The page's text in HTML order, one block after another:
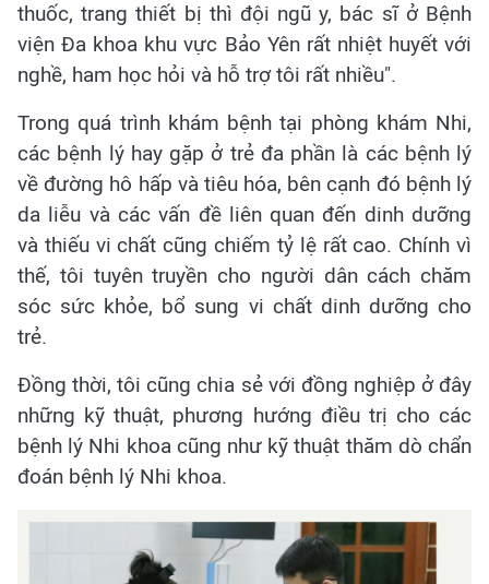
thuốc, trang thiết bị thì đội ngũ y, bác sĩ ở Bệnh
viện Đa khoa khu vực Bảo Yên rất nhiệt huyết với
nghề, ham học hỏi và hỗ trợ tôi rất nhiều".
Trong quá trình khám bệnh tại phòng khám Nhi,
các bệnh lý hay gặp ở trẻ đa phần là các bệnh lý
về đường hô hấp và tiêu hóa, bên cạnh đó bệnh lý
da liễu và các vấn đề liên quan đến dinh dưỡng
và thiếu vi chất cũng chiếm tỷ lệ rất cao. Chính vì
thế, tôi tuyên truyền cho người dân cách chăm
sóc sức khỏe, bổ sung vi chất dinh dưỡng cho
trẻ.
Đồng thời, tôi cũng chia sẻ với đồng nghiệp ở đây
những kỹ thuật, phương hướng điều trị cho các
bệnh lý Nhi khoa cũng như kỹ thuật thăm dò chẩn
đoán bệnh lý Nhi khoa.